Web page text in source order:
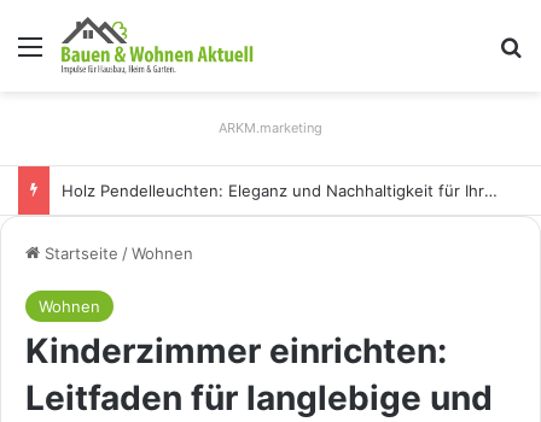
Menü
ARKM.marketing
Holz Pendelleuchten: Eleganz und Nachhaltigkeit für Ihr Zuhause
Startseite /Wohnen
Wohnen
Kinderzimmer einrichten:
Leitfaden für langlebige und